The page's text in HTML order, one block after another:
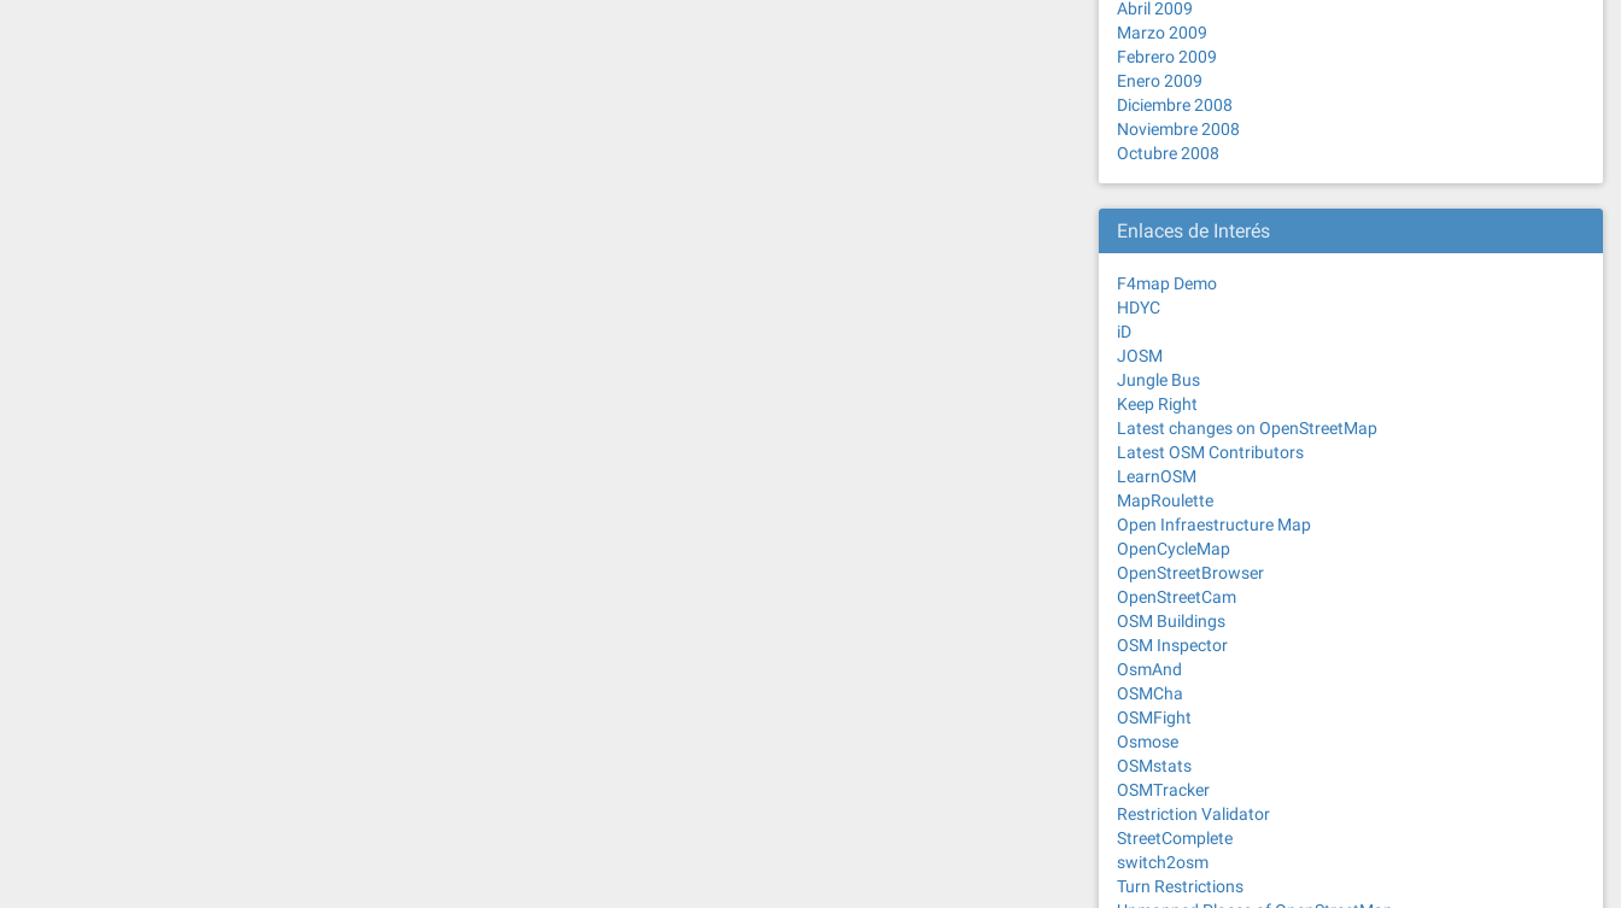
Abril 2009
Marzo 2009
Febrero 2009
Enero 2009
Diciembre 2008
Noviembre 2008
Octubre 2008
Enlaces de Interés
F4map Demo
HDYC
iD
JOSM
Jungle Bus
Keep Right
Latest changes on OpenStreetMap
Latest OSM Contributors
LearnOSM
MapRoulette
Open Infraestructure Map
OpenCycleMap
OpenStreetBrowser
OpenStreetCam
OSM Buildings
OSM Inspector
OsmAnd
OSMCha
OSMFight
Osmose
OSMstats
OSMTracker
Restriction Validator
StreetComplete
switch2osm
Turn Restrictions